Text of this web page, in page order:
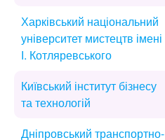
Харківський національний
університет мистецтв імені
І. Котляревського
Київський інститут бізнесу
та технологій
Дніпровський транспортно-